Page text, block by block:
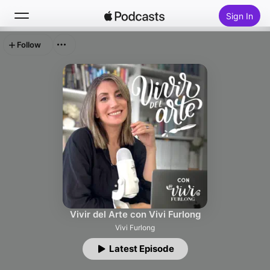
Sign In
Top Charts
Vivir del Arte con Vivi Furlong
Vivi Furlong
Latest Episode
Follow